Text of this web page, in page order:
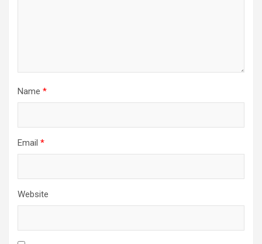
Name *
Email *
Website